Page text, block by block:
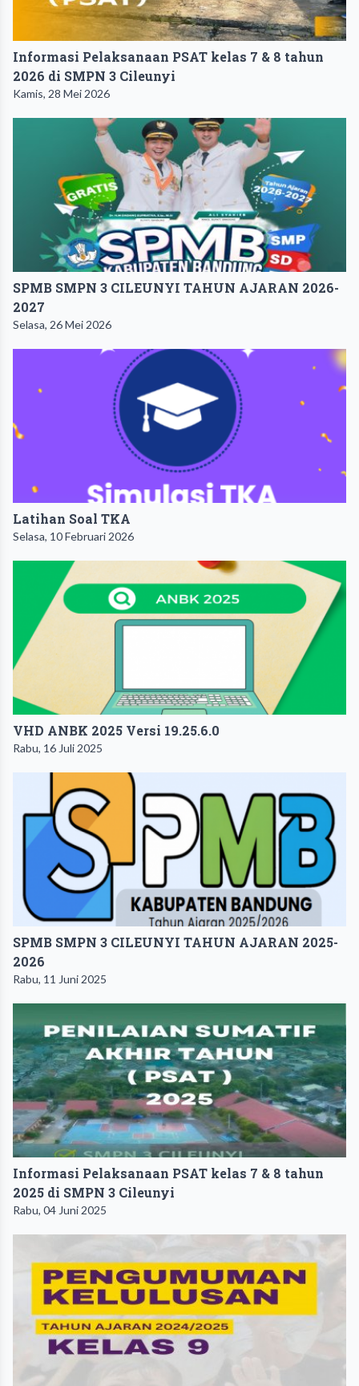
Informasi Pelaksanaan PSAT kelas 7 & 8 tahun
2026 di SMPN 3 Cileunyi
Kamis, 28 Mei 2026
SPMB SMPN 3 CILEUNYI TAHUN AJARAN 2026-
2027
Selasa, 26 Mei 2026
Latihan Soal TKA
Selasa, 10 Februari 2026
VHD ANBK 2025 Versi 19.25.6.0
Rabu, 16 Juli 2025
SPMB SMPN 3 CILEUNYI TAHUN AJARAN 2025-
2026
Rabu, 11 Juni 2025
Informasi Pelaksanaan PSAT kelas 7 & 8 tahun
2025 di SMPN 3 Cileunyi
Rabu, 04 Juni 2025